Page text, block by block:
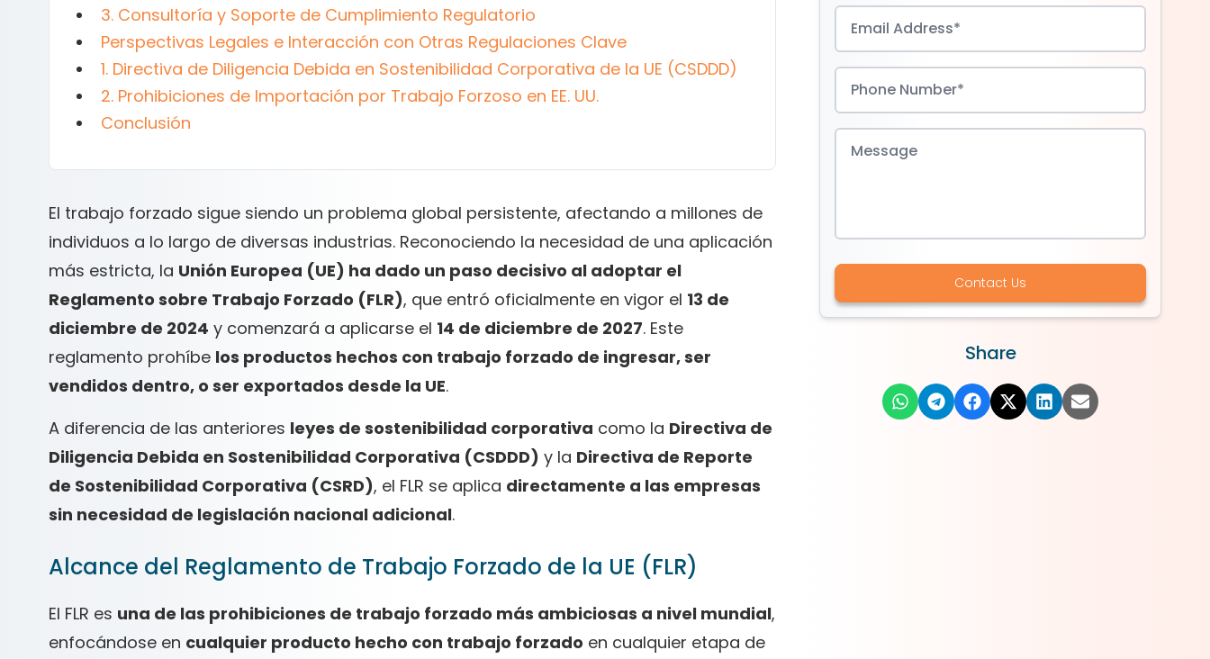
3. Consultoría y Soporte de Cumplimiento Regulatorio
Perspectivas Legales e Interacción con Otras Regulaciones Clave
1. Directiva de Diligencia Debida en Sostenibilidad Corporativa de la UE (CSDDD)
2. Prohibiciones de Importación por Trabajo Forzoso en EE. UU.
Conclusión
El trabajo forzado sigue siendo un problema global persistente, afectando a millones de
individuos a lo largo de diversas industrias. Reconociendo la necesidad de una aplicación
más estricta, la Unión Europea (UE) ha dado un paso decisivo al adoptar el
Reglamento sobre Trabajo Forzado (FLR), que entró oficialmente en vigor el 13 de
diciembre de 2024 y comenzará a aplicarse el 14 de diciembre de 2027. Este
reglamento prohíbe los productos hechos con trabajo forzado de ingresar, ser
vendidos dentro, o ser exportados desde la UE.
A diferencia de las anteriores leyes de sostenibilidad corporativa como la Directiva de
Diligencia Debida en Sostenibilidad Corporativa (CSDDD) y la Directiva de Reporte
de Sostenibilidad Corporativa (CSRD), el FLR se aplica directamente a las empresas
sin necesidad de legislación nacional adicional.
Alcance del Reglamento de Trabajo Forzado de la UE (FLR)
El FLR es una de las prohibiciones de trabajo forzado más ambiciosas a nivel mundial,
enfocándose en cualquier producto hecho con trabajo forzado en cualquier etapa de
Contact Us
Share